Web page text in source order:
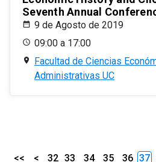
Seventh Annual
9 de Agosto de 2019
09:00 a 17:00
Facultad de Ciencias
Administrativas UC
<< < 32 33 34 35 36 37